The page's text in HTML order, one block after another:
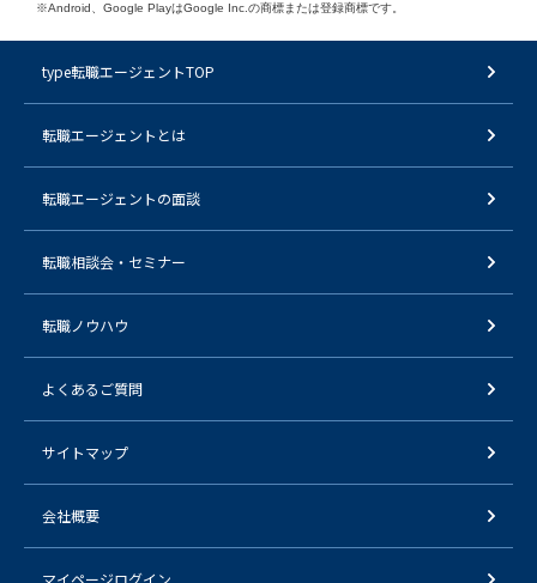
※Android、Google PlayはGoogle Inc.の商標または登録商標です。
type転職エージェントTOP
転職エージェントとは
転職エージェントの面談
転職相談会・セミナー
転職ノウハウ
よくあるご質問
サイトマップ
会社概要
マイページログイン